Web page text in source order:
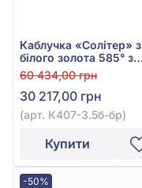
Каблучка «Солітер» з
білого золота 585° з
діамантом 0,15ct, арт.
К407-3.5б-бр
60 434,00 грн
30 217,00 грн
(арт. К407-3.5б-бр)
Купити
-50%